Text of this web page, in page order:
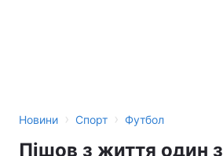
Новини › Спорт › Футбол
Пішов з життя один з